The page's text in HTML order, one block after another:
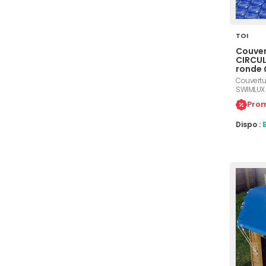
TOI
ronde
diamètre
Dispo :